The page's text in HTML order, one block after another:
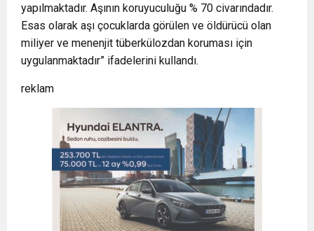
yapılmaktadır. Aşının koruyuculuğu % 70 civarındadır.
Esas olarak aşı çocuklarda görülen ve öldürücü olan
miliyer ve menenjit tüberkülozdan koruması için
uygulanmaktadır” ifadelerini kullandı.
reklam